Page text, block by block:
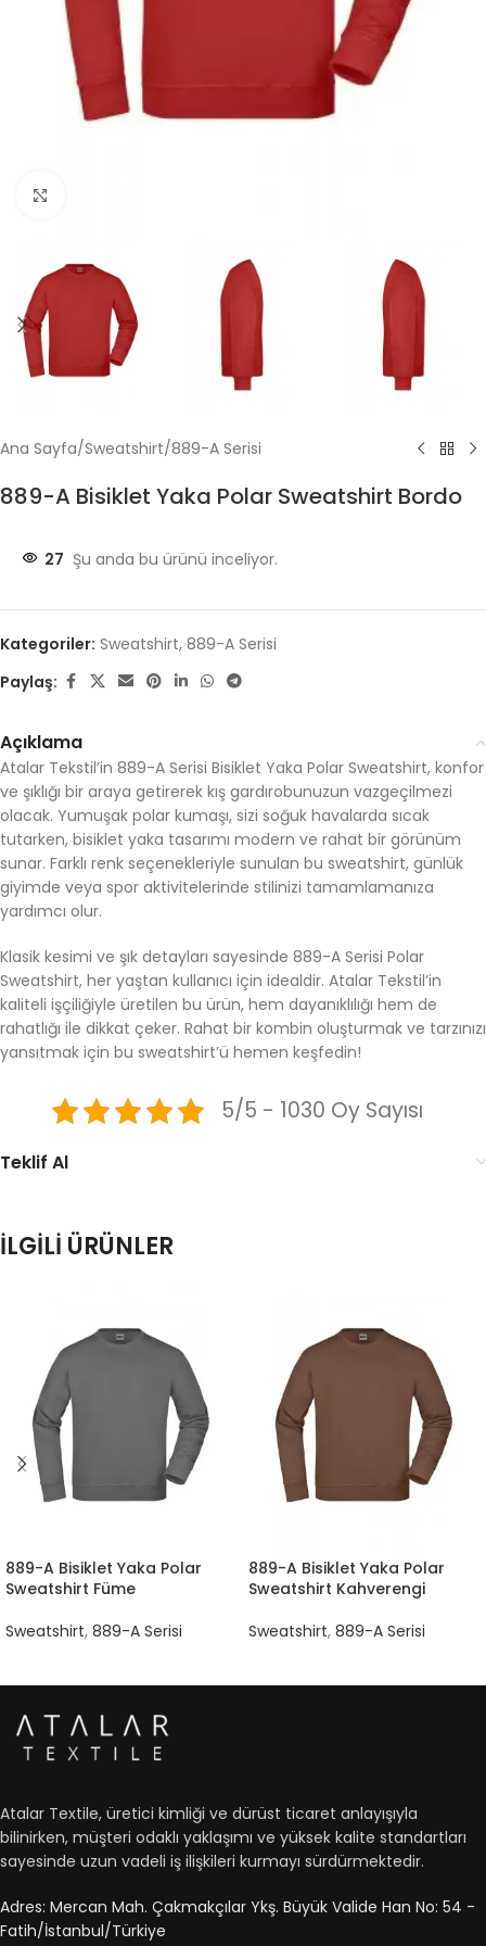
Ana Sayfa/Sweatshirt/889-A Serisi
889-A Bisiklet Yaka Polar Sweatshirt Bordo
27 Şu anda bu ürünü inceliyor.
Kategoriler: Sweatshirt, 889-A Serisi
Paylaş:
Açıklama
Atalar Tekstil’in 889-A Serisi Bisiklet Yaka Polar Sweatshirt, konfor
ve şıklığı bir araya getirerek kış gardırobunuzun vazgeçilmezi
olacak. Yumuşak polar kumaşı, sizi soğuk havalarda sıcak
tutarken, bisiklet yaka tasarımı modern ve rahat bir görünüm
sunar. Farklı renk seçenekleriyle sunulan bu sweatshirt, günlük
giyimde veya spor aktivitelerinde stilinizi tamamlamanıza
yardımcı olur.
Klasik kesimi ve şık detayları sayesinde 889-A Serisi Polar
Sweatshirt, her yaştan kullanıcı için idealdir. Atalar Tekstil’in
kaliteli işçiliğiyle üretilen bu ürün, hem dayanıklılığı hem de
rahatlığı ile dikkat çeker. Rahat bir kombin oluşturmak ve tarzınızı
yansıtmak için bu sweatshirt’ü hemen keşfedin!
5/5 - 1030 Oy Sayısı
Teklif Al
İLGILI ÜRÜNLER
889-A Bisiklet Yaka Polar
Sweatshirt Füme
Sweatshirt, 889-A Serisi
889-A Bisiklet Yaka Polar
Sweatshirt Kahverengi
Sweatshirt, 889-A Serisi
Atalar Textile, üretici kimliği ve dürüst ticaret anlayışıyla
bilinirken, müşteri odaklı yaklaşımı ve yüksek kalite standartları
sayesinde uzun vadeli iş ilişkileri kurmayı sürdürmektedir.
Adres: Mercan Mah. Çakmakçılar Ykş. Büyük Valide Han No: 54 -
Fatih/İstanbul/Türkiye